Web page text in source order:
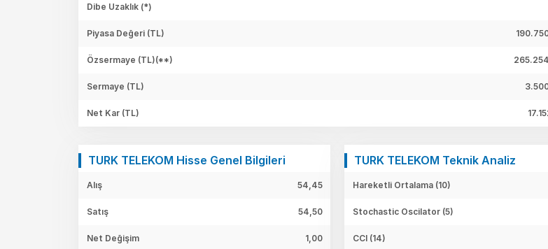
Dibe Uzaklık (*)
Piyasa Değeri (TL)
Özsermaye (TL)(**)
Sermaye (TL)
Net Kar (TL)
TURK TELEKOM Hisse Genel Bilgileri
Alış 54,45
Satış 54,50
Net Değişim 1,00
TURK TELEKOM Teknik Analiz
Hareketli Ortalama (10)
Stochastic Oscilator (5)
CCI (14)